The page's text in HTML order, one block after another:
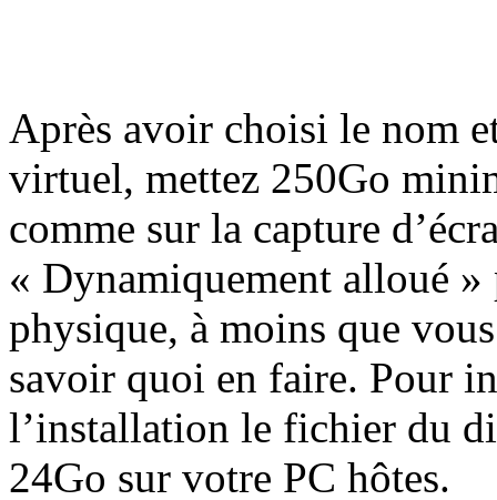
Après avoir choisi le nom
virtuel, mettez 250Go
comme sur la capture
« Dynamiquement alloué
physique, à moins que
savoir quoi en faire. Pour
l’installation le fichier du
24Go sur votre PC hôtes.